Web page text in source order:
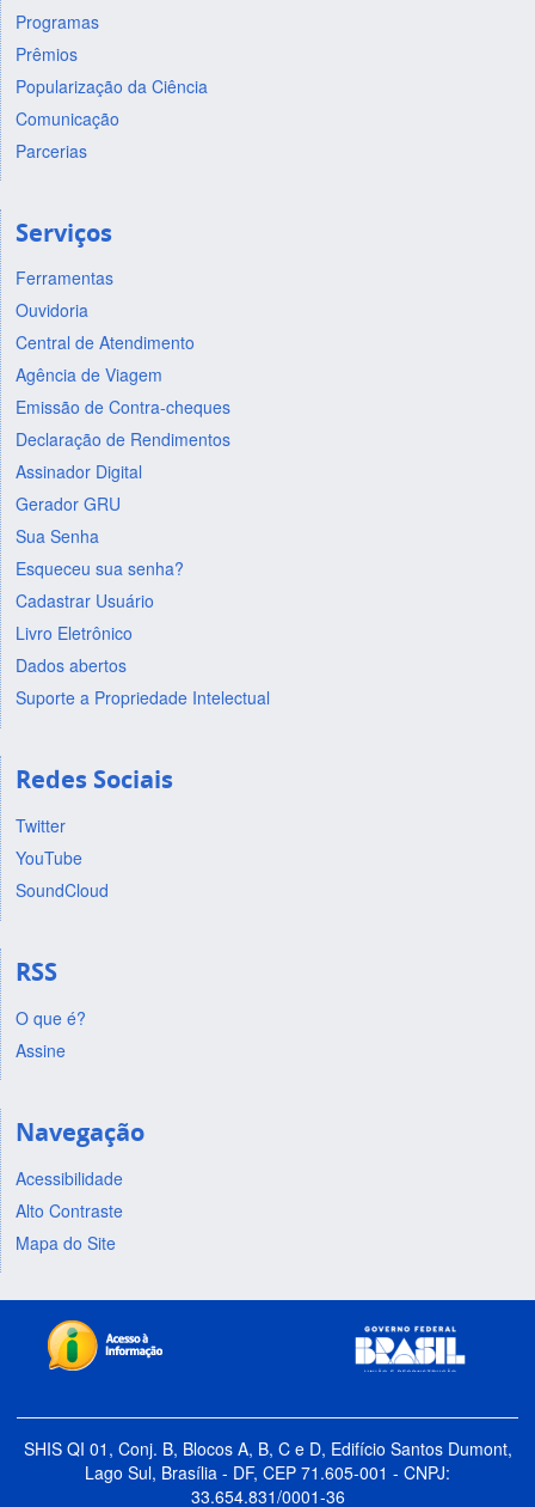
Programas
Prêmios
Popularização da Ciência
Comunicação
Parcerias
Serviços
Ferramentas
Ouvidoria
Central de Atendimento
Agência de Viagem
Emissão de Contra-cheques
Declaração de Rendimentos
Assinador Digital
Gerador GRU
Sua Senha
Esqueceu sua senha?
Cadastrar Usuário
Livro Eletrônico
Dados abertos
Suporte a Propriedade Intelectual
Redes Sociais
Twitter
YouTube
SoundCloud
RSS
O que é?
Assine
Navegação
Acessibilidade
Alto Contraste
Mapa do Site
SHIS QI 01, Conj. B, Blocos A, B, C e D, Edifício Santos Dumont,
Lago Sul, Brasília - DF, CEP 71.605-001 - CNPJ:
33.654.831/0001-36